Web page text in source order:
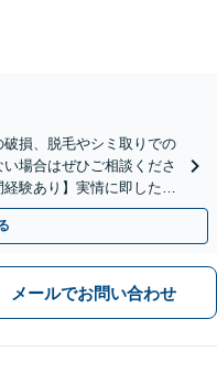
破損、脱毛やシミ取りでの
場合はぜひご相談くださ
験あり】実情に即したア
目指します。
メールでお問い合わせ